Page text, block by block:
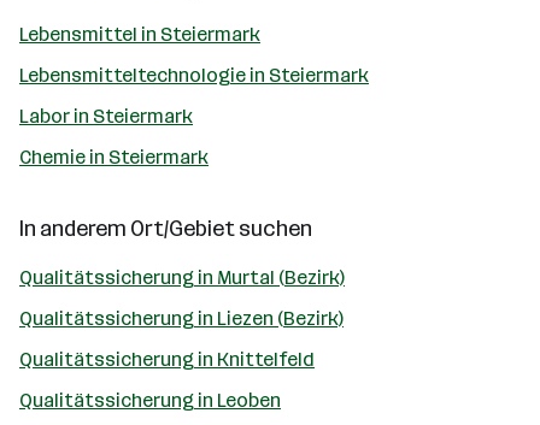
Lebensmittel in Steiermark
Lebensmitteltechnologie in Steiermark
Labor in Steiermark
Chemie in Steiermark
In anderem Ort/Gebiet suchen
Qualitätssicherung in Murtal (Bezirk)
Qualitätssicherung in Liezen (Bezirk)
Qualitätssicherung in Knittelfeld
Qualitätssicherung in Leoben